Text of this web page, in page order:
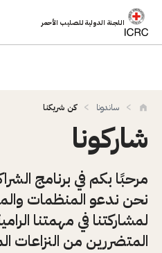
تجاوز إلى المحتوى الرئيسي
اللجنة الدولية للصليب الأحمر
ساندونا كن شريكنا
شاركونا
مرحبًا بكم في برنامج
نحن ندعو المنظمات
لمشاركتنا في مهمتنا
المتضررين من النزاعات